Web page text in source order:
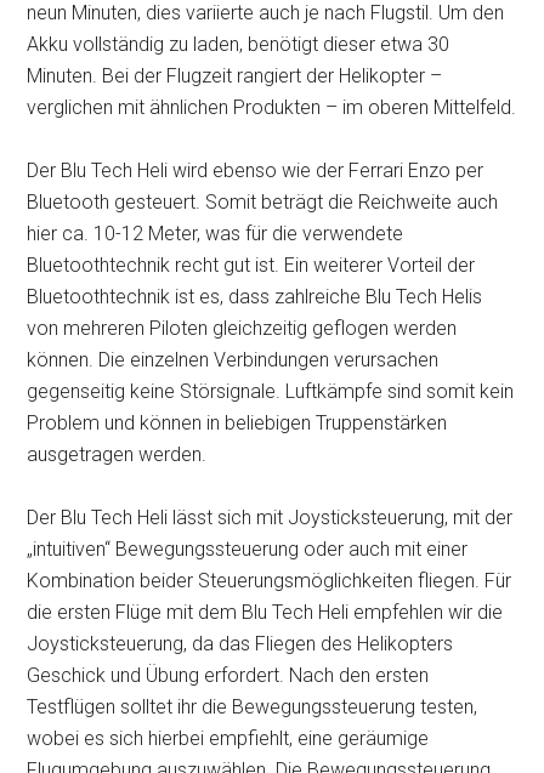
neun Minuten, dies variierte auch je nach Flugstil. Um den
Akku vollständig zu laden, benötigt dieser etwa 30
Minuten. Bei der Flugzeit rangiert der Helikopter –
verglichen mit ähnlichen Produkten – im oberen Mittelfeld.
Der Blu Tech Heli wird ebenso wie der Ferrari Enzo per
Bluetooth gesteuert. Somit beträgt die Reichweite auch
hier ca. 10-12 Meter, was für die verwendete
Bluetoothtechnik recht gut ist. Ein weiterer Vorteil der
Bluetoothtechnik ist es, dass zahlreiche Blu Tech Helis
von mehreren Piloten gleichzeitig geflogen werden
können. Die einzelnen Verbindungen verursachen
gegenseitig keine Störsignale. Luftkämpfe sind somit kein
Problem und können in beliebigen Truppenstärken
ausgetragen werden.
Der Blu Tech Heli lässt sich mit Joysticksteuerung, mit der
„intuitiven“ Bewegungssteuerung oder auch mit einer
Kombination beider Steuerungsmöglichkeiten fliegen. Für
die ersten Flüge mit dem Blu Tech Heli empfehlen wir die
Joysticksteuerung, da das Fliegen des Helikopters
Geschick und Übung erfordert. Nach den ersten
Testflügen solltet ihr die Bewegungssteuerung testen,
wobei es sich hierbei empfiehlt, eine geräumige